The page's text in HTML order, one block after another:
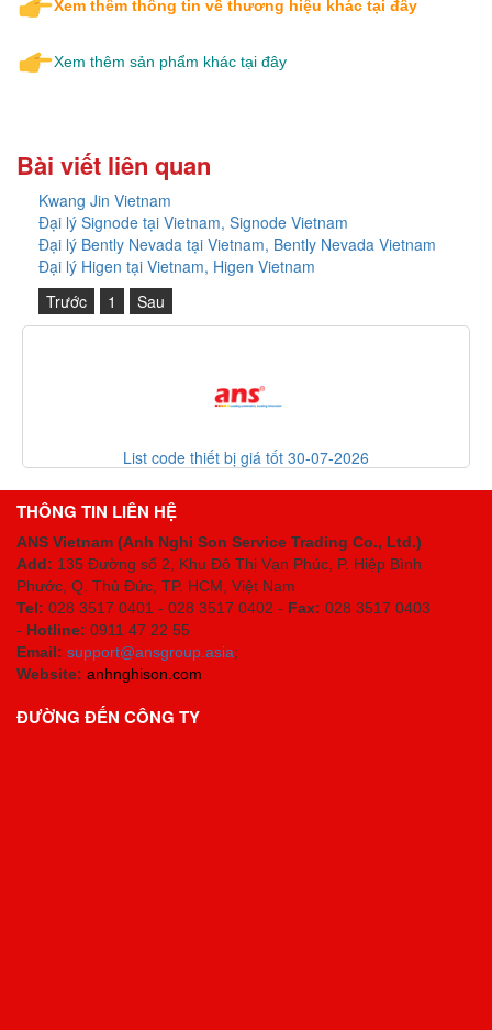
Xem thêm thông tin về thương hiệu khác tại đây
Xem thêm sản phẩm khác tại đây
Bài viết liên quan
Kwang Jin Vietnam
Đại lý Signode tại Vietnam, Signode Vietnam
Đại lý Bently Nevada tại Vietnam, Bently Nevada Vietnam
Đại lý Higen tại Vietnam, Higen Vietnam
Trước
1 Sau
List code thiết bị giá tốt 30-07-2026
THÔNG TIN LIÊN HỆ
ANS Vietnam (Anh Nghi Son Service Trading Co., Ltd.)
Add: 135 Đường số 2, Khu Đô Thị Vạn Phúc, P. Hiệp Bình
Phước, Q. Thủ Đức, TP. HCM , Việt Nam
Tel: 028 3517 0401 - 028 3517 0402 - Fax: 028 3517 0403
- Hotline: 0911 47 22 55
Email: support@ansgroup.asia;
Website: anhnghison.com
ĐƯỜNG ĐẾN CÔNG TY